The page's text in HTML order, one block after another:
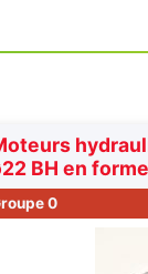
BH en
0